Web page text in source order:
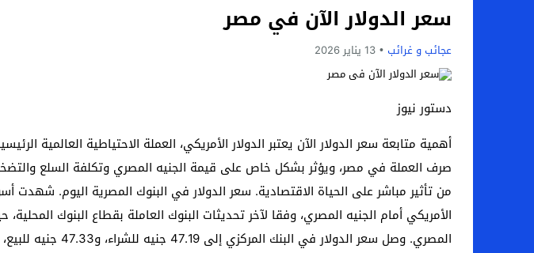
Previous
Next
سعر الدولار الآن في مصر
عجائب و غرائب 13 يناير 2026
دستور نيوز
أهمية متابعة سعر الدولار الآن يعتبر الدولار الأمريكي، العملة الاحتياطية العالمية
صرف العملة في مصر، ويؤثر بشكل خاص على قيمة الجنيه المصري وتكلفة السلع